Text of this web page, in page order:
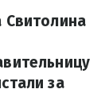
Свитолина
за